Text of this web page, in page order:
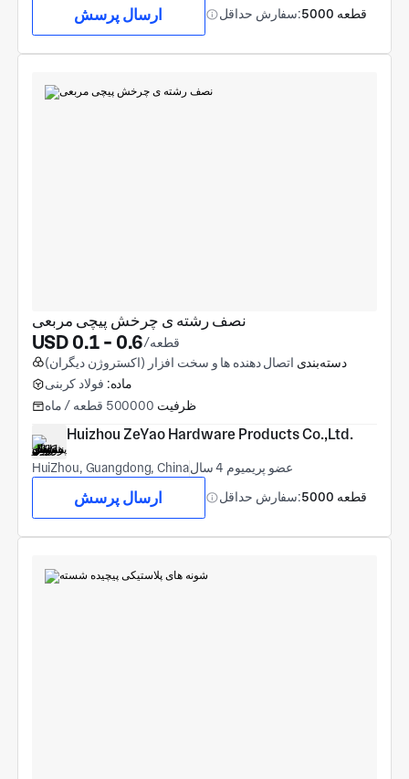
ارسال پرسش سفارش حداقل: 5000 قطعه
نصف رشته ی چرخش پیچی مربعی
USD 0.1 - 0.6 /قطعه
دسته‌بندی اتصال دهنده ها و سخت افزار (اکستروژن دیگران)
ماده: فولاد کربنی
ظرفیت 500000 قطعه / ماه
Huizhou ZeYao Hardware Products Co.,Ltd.
HuiZhou, Guangdong, China عضو پریمیوم 4 سال
ارسال پرسش سفارش حداقل: 5000 قطعه